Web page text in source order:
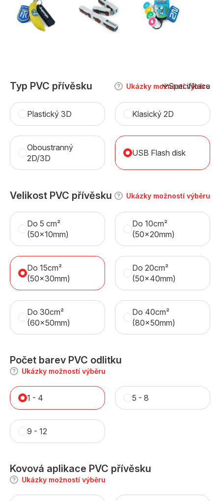
Specifikace
Typ PVC přívěsku Ukázky možností výběru
Plastický 3D Klasický 2D
Oboustranný
2D/3D
USB Flash disk
Velikost PVC přívěsku Ukázky možností výběru
Do 5 cm²
(50x10mm)
Do 10cm²
(50x20mm)
Do 15cm²
(50x30mm)
Do 20cm²
(50x40mm)
Do 30cm²
(60x50mm)
Do 40cm²
(80x50mm)
Počet barev PVC odlitku
Ukázky možností výběru
1 - 4 5 - 8
9 - 12
Kovová aplikace PVC přívěsku
Ukázky možností výběru